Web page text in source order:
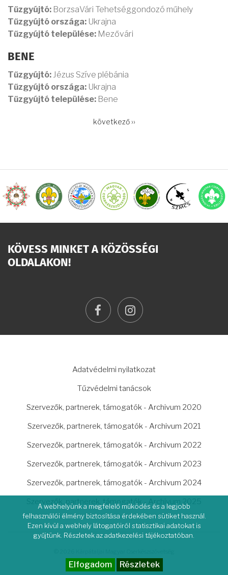
Tűzgyújtó: BorzsaVári Tehetséggondozó műhely
Tűzgyújtó országa: Ukrajna
Tűzgyújtó települése: Mezővári
BENE
Tűzgyújtó: Jézus Szíve plébánia
Tűzgyújtó országa: Ukrajna
Tűzgyújtó települése: Bene
Következő
következő ››
KÖVESS MINKET A KÖZÖSSÉGI
OLDALAKON!
facebookinstagram
Adatvédelmi nyilatkozat
Tűzvédelmi tanácsok
Szervezők, partnerek, támogatók - Archivum 2020
Szervezők, partnerek, támogatók - Archivum 2021
Szervezők, partnerek, támogatók - Archivum 2022
Szervezők, partnerek, támogatók - Archivum 2023
Szervezők, partnerek, támogatók - Archivum 2024
Szervezők, partnerek, támogatók - Archivum 2025
A webhelyünk a megfelelő működés és a legjobb
felhasználói élmény biztosítása érdekében sütiket használ.
Ezen kívül a webhely látogatóiról statisztikai adatokat is
gyűjtünk. Részletek az adatkezelési tájékoztatóban.
Elfogadom Részletek